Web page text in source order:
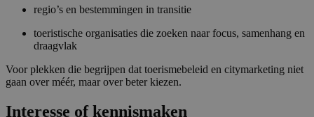
regio’s en bestemmingen in transitie
toeristische organisaties die zoeken naar focus, samenhang en
draagvlak
Voor plekken die begrijpen dat toerismebeleid en citymarketing niet
gaan over méér, maar over beter kiezen.
Interesse of kennismaken